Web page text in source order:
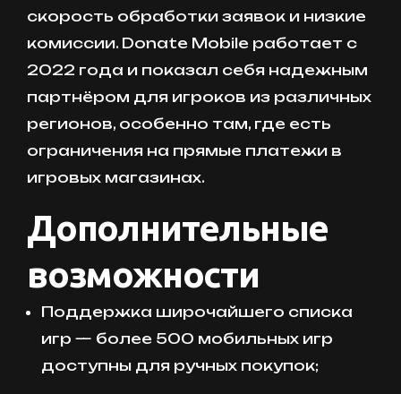
скорость обработки заявок и низкие
комиссии. Donate Mobile работает с
2022 года и показал себя надежным
партнёром для игроков из различных
регионов, особенно там, где есть
ограничения на прямые платежи в
игровых магазинах.
Дополнительные
возможности
Поддержка широчайшего списка
игр — более 500 мобильных игр
доступны для ручных покупок;